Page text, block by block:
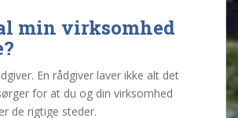
min virksomhed
En rådgiver laver ikke alt det
for at du og din virksomhed
de rigtige steder.